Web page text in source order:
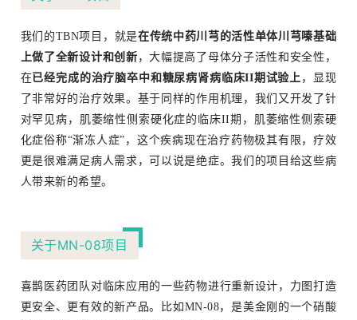
我们的TBN项目，就是在传统中药川芎的活性单体川芎嗪基础
上做了全新设计和创新 ，大幅提高了母体分子活性和安全性，
在已经完成的治疗脑卒中和糖尿病肾病临床II期试验上 ，显现
了非常好的治疗效果。基于同样的作用机理，我们又开发了针
对罕见病，肌萎缩性侧索硬化症的临床II期，肌萎缩性侧索硬
化症俗称“渐冻人症”，这个疾病现在治疗药物极其有限，疗效
更是很难满足病人需求，可以说是绝症。我们的项目给这些病
人带来新的希望。
关于MN-08项目
喜鹊医药团队对临床应用的一些药物进行重新设计，力图打造
更安全、更有效的新产品。
比如MN-08，是美金刚的一个硝酸